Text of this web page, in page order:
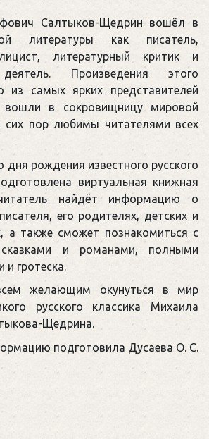
Салтыков-Щедрин вошёл в
литературы как писатель,
литературный критик и
Произведения этого
из самых ярких представителей
вошли в сокровищницу мировой
сих пор любимы читателями всех
дня рождения известного русского
виртуальная книжная
найдёт информацию о
его родителях, детских и
а также сможет познакомиться с
сказками и романами, полными
и гротеска.
желающим окунуться в мир
русского классика Михаила
Щедрина.
подготовила Дусаева О. С.